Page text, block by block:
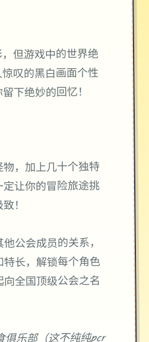
但游戏中的世界绝
叹的黑白画面个性
下绝妙的回忆！
，加上几十个独特
让你的冒险旅途挑
！
公会成员的关系，
长，解锁每个角色
全国顶级公会之名